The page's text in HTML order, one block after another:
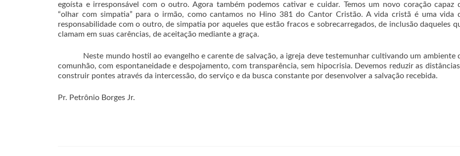
egoísta e irresponsável com o outro. Agora também podemos cativar e cuidar. Temos um novo coração capaz
“olhar com simpatia” para o irmão, como cantamos no Hino 381 do Cantor Cristão. A vida cristã é uma vida
responsabilidade com o outro, de simpatia por aqueles que estão fracos e sobrecarregados, de inclusão daqueles
clamam em suas carências, de aceitação mediante a graça.
Neste mundo hostil ao evangelho e carente de salvação, a igreja deve testemunhar cultivando um ambiente
comunhão, com espontaneidade e despojamento, com transparência, sem hipocrisia. Devemos reduzir as
construir pontes através da intercessão, do serviço e da busca constante por desenvolver a salvação recebida.
Pr. Petrônio Borges Jr.